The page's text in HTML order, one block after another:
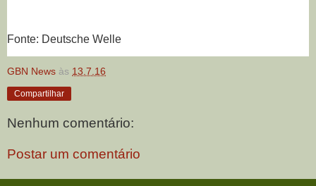
Fonte: Deutsche Welle
GBN News às 13.7.16
Compartilhar
Nenhum comentário:
Postar um comentário